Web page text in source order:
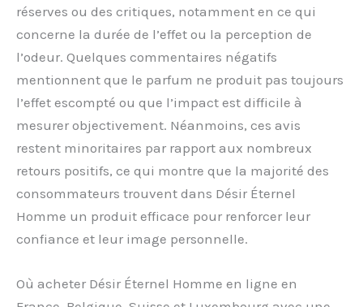
réserves ou des critiques, notamment en ce qui
concerne la durée de l’effet ou la perception de
l’odeur. Quelques commentaires négatifs
mentionnent que le parfum ne produit pas toujours
l’effet escompté ou que l’impact est difficile à
mesurer objectivement. Néanmoins, ces avis
restent minoritaires par rapport aux nombreux
retours positifs, ce qui montre que la majorité des
consommateurs trouvent dans Désir Éternel
Homme un produit efficace pour renforcer leur
confiance et leur image personnelle.
Où acheter Désir Éternel Homme en ligne en